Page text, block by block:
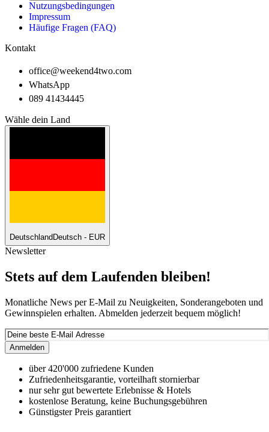
Nutzungsbedingungen
Impressum
Häufige Fragen (FAQ)
Kontakt
office@weekend4two.com
WhatsApp
089 41434445
Wähle dein Land
Deutschland Deutsch - EUR
Newsletter
Stets auf dem Laufenden bleiben!
Monatliche News per E-Mail zu Neuigkeiten, Sonderangeboten und
Gewinnspielen erhalten. Abmelden jederzeit bequem möglich!
Anmelden
über 420'000 zufriedene Kunden
Zufriedenheitsgarantie, vorteilhaft stornierbar
nur sehr gut bewertete Erlebnisse & Hotels
kostenlose Beratung, keine Buchungsgebühren
Günstigster Preis garantiert